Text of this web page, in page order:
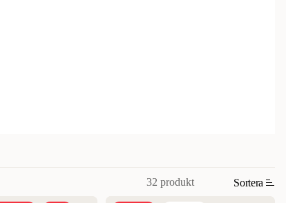
32 produkt Sortera